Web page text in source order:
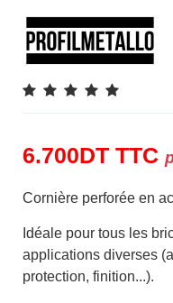
6.700DT TTC
Cornière perforée en
Idéale pour tous les
applications diverses
protection, finition...).